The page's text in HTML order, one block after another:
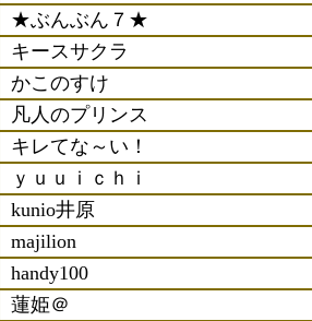
★ぶんぶん７★
キースサクラ
かこのすけ
凡人のプリンス
キレてな～い！
ｙｕｕｉｃｈｉ
kunio井原
majilion
handy100
蓮姫＠